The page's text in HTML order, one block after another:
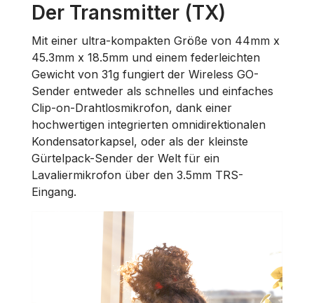
Der Transmitter (TX)
Mit einer ultra-kompakten Größe von 44mm x
45.3mm x 18.5mm und einem federleichten
Gewicht von 31g fungiert der Wireless GO-
Sender entweder als schnelles und einfaches
Clip-on-Drahtlosmikrofon, dank einer
hochwertigen integrierten omnidirektionalen
Kondensatorkapsel, oder als der kleinste
Gürtelpack-Sender der Welt für ein
Lavaliermikrofon über den 3.5mm TRS-
Eingang.